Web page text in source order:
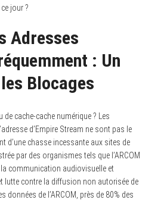
jour ?
Adresses
: Un
Blocages
cache-cache numérique ? Les
d’Empire Stream ne sont pas le
d’une chasse incessante aux sites de
par des organismes tels que l’ARCOM
communication audiovisuelle et
lutte contre la diffusion non autorisée de
données de l’ARCOM, près de 80% des